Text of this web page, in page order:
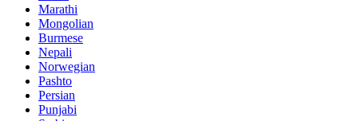
Marathi
Mongolian
Burmese
Nepali
Norwegian
Pashto
Persian
Punjabi